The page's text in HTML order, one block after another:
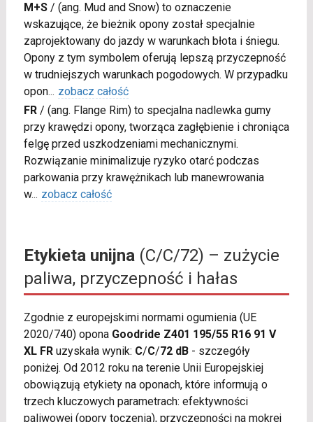
M+S/ (ang. Mud and Snow) to oznaczenie
wskazujące, że bieżnik opony został specjalnie
zaprojektowany do jazdy w warunkach błota i śniegu.
Opony z tym symbolem oferują lepszą przyczepność
w trudniejszych warunkach pogodowych. W przypadku
opon... zobacz całość
FR/ (ang. Flange Rim) to specjalna nadlewka gumy
przy krawędzi opony, tworząca zagłębienie i chroniąca
felgę przed uszkodzeniami mechanicznymi.
Rozwiązanie minimalizuje ryzyko otarć podczas
parkowania przy krawężnikach lub manewrowania
w... zobacz całość
Etykieta unijna(C/C/72) – zużycie
paliwa, przyczepność i hałas
Zgodnie z europejskimi normami ogumienia (UE
2020/740) opona Goodride Z401 195/55 R16 91 V
XL FRuzyskała wynik: C/C/72 dB- szczegóły
poniżej. Od 2012 roku na terenie Unii Europejskiej
obowiązują etykiety na oponach, które informują o
trzech kluczowych parametrach: efektywności
paliwowej (opory toczenia), przyczepności na mokrej